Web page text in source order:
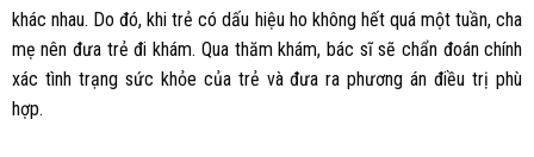
khác nhau. Do đó, khi trẻ có dấu hiệu ho không hết quá một tuần, cha
mẹ nên đưa trẻ đi khám. Qua thăm khám, bác sĩ sẽ chẩn đoán chính
xác tình trạng sức khỏe của trẻ và đưa ra phương án điều trị phù
hợp.